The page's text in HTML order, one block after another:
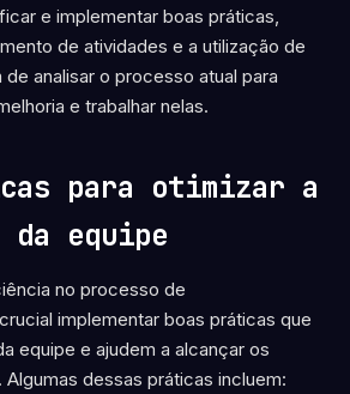
e implementar boas práticas,
de atividades e a utilização de
analisar o processo atual para
e trabalhar nelas.
para otimizar a
equipe
no processo de
implementar boas práticas que
equipe e ajudem a alcançar os
dessas práticas incluem: